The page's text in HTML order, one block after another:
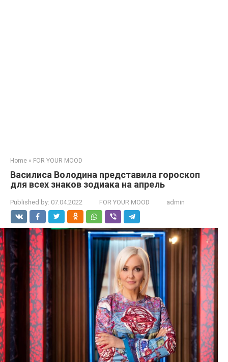
Home » FOR YOUR MOOD
Василиса Володина nредставила гороскоп
для всех знаков зодиака на апрель
Published by: 07.04.2022 FOR YOUR MOOD admin